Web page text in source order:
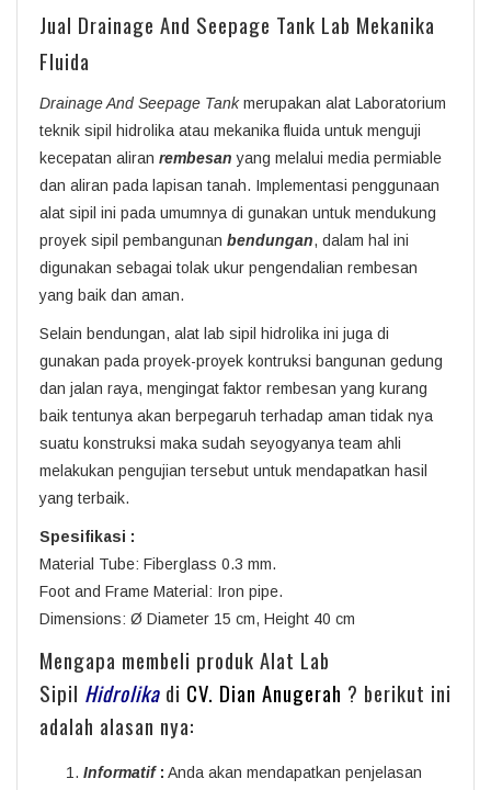
Jual Drainage And Seepage Tank Lab Mekanika
Fluida
Drainage And Seepage Tankmerupakan alat Laboratorium
teknik sipil hidrolika atau mekanika fluida untuk menguji
kecepatan aliran rembesan yang melalui media permiable
dan aliran pada lapisan tanah. Implementasi penggunaan
alat sipil ini pada umumnya di gunakan untuk mendukung
proyek sipil pembangunan bendungan, dalam hal ini
digunakan sebagai tolak ukur pengendalian rembesan
yang baik dan aman.
Selain bendungan, alat lab sipil hidrolika ini juga di
gunakan pada proyek-proyek kontruksi bangunan gedung
dan jalan raya, mengingat faktor rembesan yang kurang
baik tentunya akan berpegaruh terhadap aman tidak nya
suatu konstruksi maka sudah seyogyanya team ahli
melakukan pengujian tersebut untuk mendapatkan hasil
yang terbaik.
Spesifikasi :
Material Tube: Fiberglass 0.3 mm.
Foot and Frame Material: Iron pipe.
Dimensions: Ø Diameter 15 cm, Height 40 cm
Mengapa membeli produk Alat Lab
Sipil Hidrolika di CV. Dian Anugerah ? berikut ini
adalah alasan nya:
Informatif: Anda akan mendapatkan penjelasan